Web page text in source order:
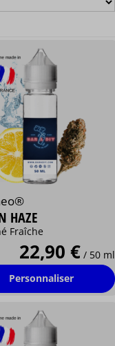
HAZE
Fraîche
22,90 € / 50 ml
Personnaliser